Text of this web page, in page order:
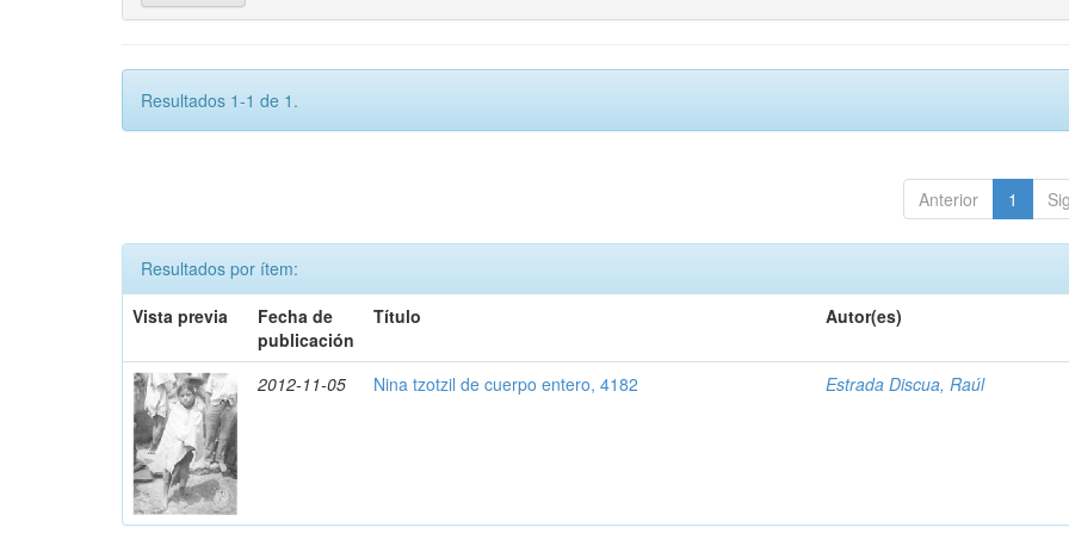
Resultados 1-1 de 1.
Anterior 1
Resultados por ítem:
Vista previa
Fecha de
publicación
Título Autor(es)
2012-11-05 Nina tzotzil de cuerpo entero, 4182 Estrada Discua, Raúl